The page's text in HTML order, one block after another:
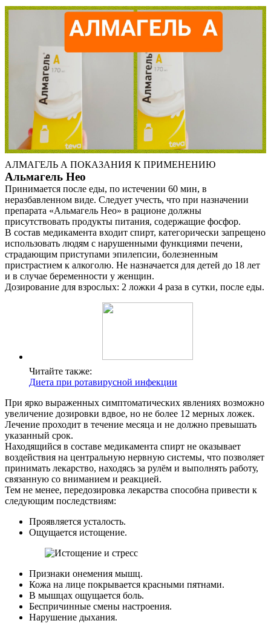
АЛМАГЕЛЬ А ПОКАЗАНИЯ К ПРИМЕНЕНИЮ
Альмагель Нео
Принимается после еды, по истечении 60 мин, в
неразбавленном виде. Следует учесть, что при назначении
препарата «Альмагель Нео» в рационе должны
присутствовать продукты питания, содержащие фосфор.
В состав медикамента входит спирт, категорически запрещено
использовать людям с нарушенными функциями печени,
страдающим приступами эпилепсии, болезненным
пристрастием к алкоголю. Не назначается для детей до 18 лет
и в случае беременности у женщин.
Дозирование для взрослых: 2 ложки 4 раза в сутки, после еды.
Читайте также:
Диета при ротавирусной инфекции
При ярко выраженных симптоматических явлениях возможно
увеличение дозировки вдвое, но не более 12 мерных ложек.
Лечение проходит в течение месяца и не должно превышать
указанный срок.
Находящийся в составе медикамента спирт не оказывает
воздействия на центральную нервную системы, что позволяет
принимать лекарство, находясь за рулём и выполнять работу,
связанную со вниманием и реакцией.
Тем не менее, передозировка лекарства способна привести к
следующим последствиям:
Проявляется усталость.
Ощущается истощение.
Признаки онемения мышц.
Кожа на лице покрывается красными пятнами.
В мышцах ощущается боль.
Беспричинные смены настроения.
Нарушение дыхания.